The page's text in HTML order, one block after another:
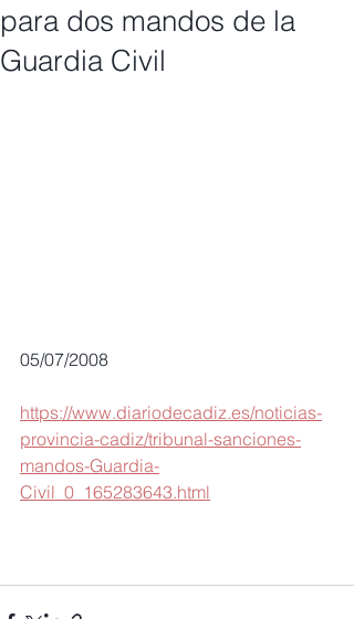
para dos mandos de la
Guardia Civil
05/07/2008
https://www.diariodecadiz.es/noticias-
provincia-cadiz/tribunal-sanciones-
mandos-Guardia-
Civil_0_165283643.html